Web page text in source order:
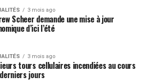
volets, le plan solidaire prévoit dans
mesures pour soutenir le monde
sa capacité de production,
sur une main-d’oeuvre locale avec
Le plan prévoit également
aux services de garde d’urgence
3 mois ago
Scheer demande une mise à jour
d’ici l’été
3 mois ago
tours cellulaires incendiées au cours
jours